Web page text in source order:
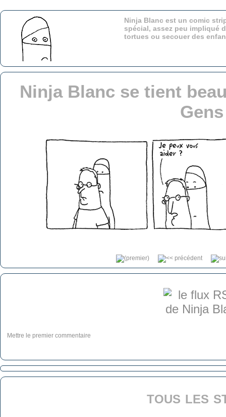
Ninja Blanc est un comic
spécial, assez peu impliqué
tortues ou secouer des
Ninja Blanc se tient
Gens
Mettre le premier commentaire
tous les